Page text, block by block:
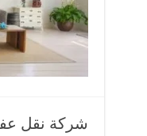
شركة نقل